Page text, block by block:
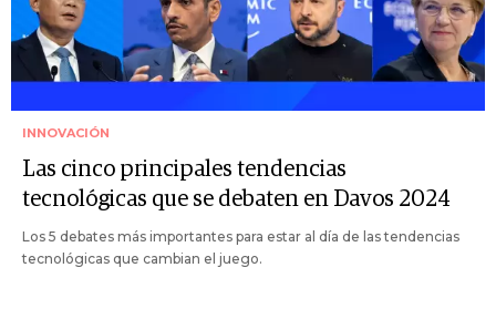
INNOVACIÓN
Las cinco principales tendencias
tecnológicas que se debaten en Davos 2024
Los 5 debates más importantes para estar al día de las tendencias
tecnológicas que cambian el juego.